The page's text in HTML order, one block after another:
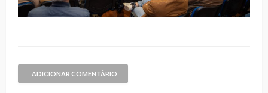
ADICIONAR COMENTÁRIO